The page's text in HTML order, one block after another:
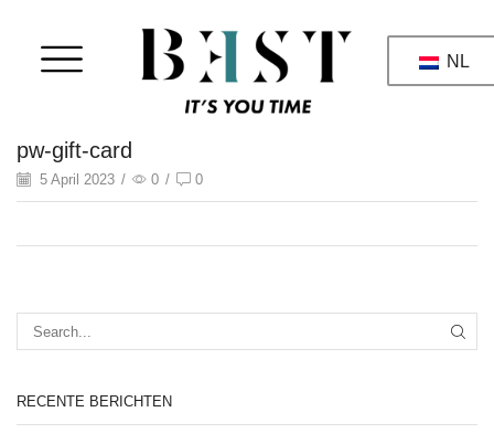
NL
pw-gift-card
5 April 2023 / 0 / 0
RECENTE BERICHTEN